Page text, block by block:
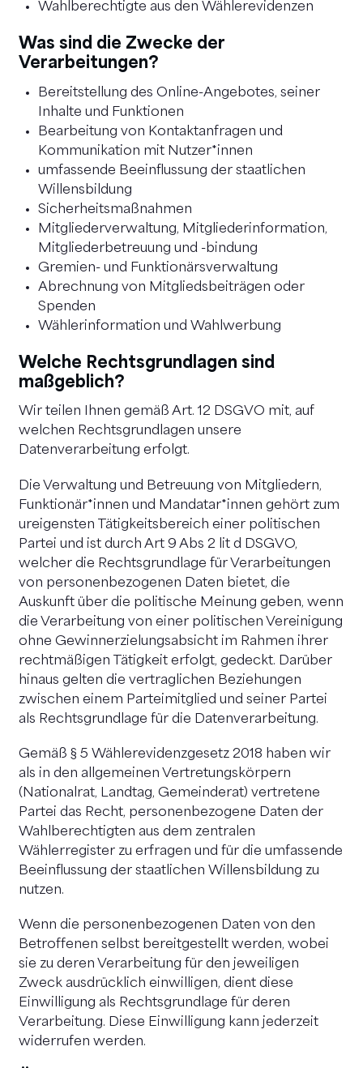
Wahlberechtigte aus den Wählerevidenzen
Was sind die Zwecke der
Verarbeitungen?
Bereitstellung des Online-Angebotes, seiner
Inhalte und Funktionen
Bearbeitung von Kontaktanfragen und
Kommunikation mit Nutzer*innen
umfassende Beeinflussung der staatlichen
Willensbildung
Sicherheitsmaßnahmen
Mitgliederverwaltung, Mitgliederinformation,
Mitgliederbetreuung und -bindung
Gremien- und Funktionärsverwaltung
Abrechnung von Mitgliedsbeiträgen oder
Spenden
Wählerinformation und Wahlwerbung
Welche Rechtsgrundlagen sind
maßgeblich?
Wir teilen Ihnen gemäß Art. 12 DSGVO mit, auf
welchen Rechtsgrundlagen unsere
Datenverarbeitung erfolgt.
Die Verwaltung und Betreuung von Mitgliedern,
Funktionär*innen und Mandatar*innen gehört zum
ureigensten Tätigkeitsbereich einer politischen
Partei und ist durch Art 9 Abs 2 lit d DSGVO,
welcher die Rechtsgrundlage für Verarbeitungen
von personenbezogenen Daten bietet, die
Auskunft über die politische Meinung geben, wenn
die Verarbeitung von einer politischen Vereinigung
ohne Gewinnerzielungsabsicht im Rahmen ihrer
rechtmäßigen Tätigkeit erfolgt, gedeckt. Darüber
hinaus gelten die vertraglichen Beziehungen
zwischen einem Parteimitglied und seiner Partei
als Rechtsgrundlage für die Datenverarbeitung.
Gemäß § 5 Wählerevidenzgesetz 2018 haben wir
als in den allgemeinen Vertretungskörpern
(Nationalrat, Landtag, Gemeinderat) vertretene
Partei das Recht, personenbezogene Daten der
Wahlberechtigten aus dem zentralen
Wählerregister zu erfragen und für die umfassende
Beeinflussung der staatlichen Willensbildung zu
nutzen.
Wenn die personenbezogenen Daten von den
Betroffenen selbst bereitgestellt werden, wobei
sie zu deren Verarbeitung für den jeweiligen
Zweck ausdrücklich einwilligen, dient diese
Einwilligung als Rechtsgrundlage für deren
Verarbeitung. Diese Einwilligung kann jederzeit
widerrufen werden.